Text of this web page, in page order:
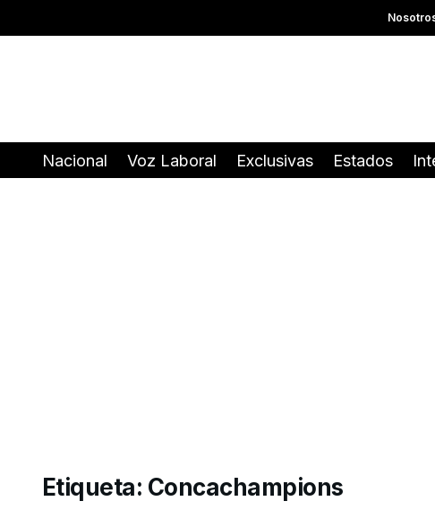
Nacional Voz Laboral Exclusivas Estados
Etiqueta: Concachampions